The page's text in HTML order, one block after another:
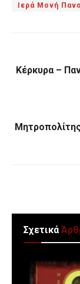
Ιερά Μονή
Κέρκυρα –
Σχετικά